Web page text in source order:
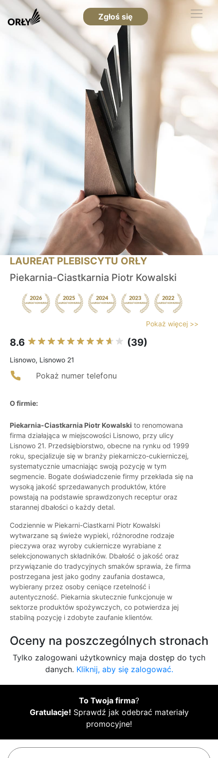
Zgłoś się
LAUREAT PLEBISCYTU ORŁY
Piekarnia-Ciastkarnia Piotr Kowalski
Pokaż więcej >>
8.6 (39)
Lisnowo, Lisnowo 21
Pokaż numer telefonu
O firmie:
Piekarnia-Ciastkarnia Piotr Kowalski to renomowana
firma działająca w miejscowości Lisnowo, przy ulicy
Lisnowo 21. Przedsiębiorstwo, obecne na rynku od 1999
roku, specjalizuje się w branży piekarniczo-cukierniczej,
systematycznie umacniając swoją pozycję w tym
segmencie. Bogate doświadczenie firmy przekłada się na
wysoką jakość sprzedawanych produktów, które
powstają na podstawie sprawdzonych receptur oraz
starannej dbałości o każdy detal.
Codziennie w Piekarni-Ciastkarni Piotr Kowalski
wytwarzane są świeże wypieki, różnorodne rodzaje
pieczywa oraz wyroby cukiernicze wyrabiane z
selekcjonowanych składników. Dbałość o jakość oraz
przywiązanie do tradycyjnych smaków sprawia, że firma
postrzegana jest jako godny zaufania dostawca,
wybierany przez osoby ceniące rzetelność i
autentyczność. Piekarnia skutecznie funkcjonuje w
sektorze produktów spożywczych, co potwierdza jej
stabilną pozycję i zdobyte zaufanie klientów.
Oceny na poszczególnych stronach
Tylko zalogowani użytkownicy maja dostęp do tych
danych. Kliknij, aby się zalogować.
To Twoja firma?
Gratulacje! Sprawdź jak odebrać materiały
promocyjne!